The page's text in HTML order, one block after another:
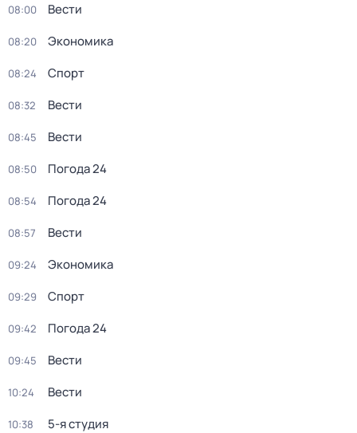
08:00 Вести
08:20 Экономика
08:24 Спорт
08:32 Вести
08:45 Вести
08:50 Погода 24
08:54 Погода 24
08:57 Вести
09:24 Экономика
09:29 Спорт
09:42 Погода 24
09:45 Вести
10:24 Вести
10:38 5-я студия